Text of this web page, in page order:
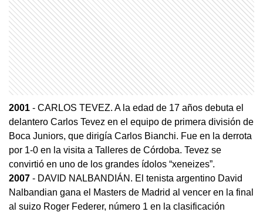
2001 - CARLOS TEVEZ. A la edad de 17 años debuta el
delantero Carlos Tevez en el equipo de primera división de
Boca Juniors, que dirigía Carlos Bianchi. Fue en la derrota
por 1-0 en la visita a Talleres de Córdoba. Tevez se
convirtió en uno de los grandes ídolos “xeneizes”.
2007 - DAVID NALBANDIÁN. El tenista argentino David
Nalbandian gana el Masters de Madrid al vencer en la final
al suizo Roger Federer, número 1 en la clasificación